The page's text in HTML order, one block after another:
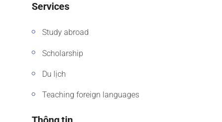
Services
Study abroad
Scholarship
Du lịch
Teaching foreign languages